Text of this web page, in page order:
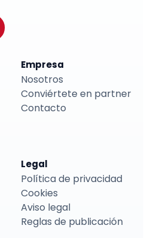
Empresa
Nosotros
Conviértete en partner
Contacto
Legal
Política de privacidad
Cookies
Aviso legal
Reglas de publicación